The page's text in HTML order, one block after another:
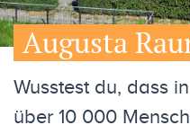
Augusta
Wusstest du, dass
über 10 000